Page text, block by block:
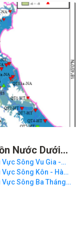
Nước Dưới
2026
Vực Sông Vu Gia -
Vực Sông Kôn - Hà
Vực Sông Ba Tháng